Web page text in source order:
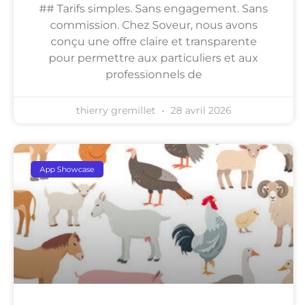
## Tarifs simples. Sans engagement. Sans
commission. Chez Soveur, nous avons
conçu une offre claire et transparente
pour permettre aux particuliers et aux
professionnels de
thierry gremillet 28 avril 2026
App Showcase